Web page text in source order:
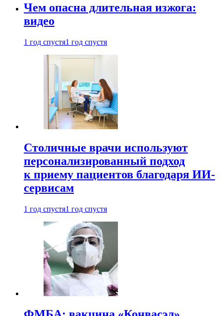
Чем опасна длительная изжога:
видео
1 год спустя1 год спустя
Столичные врачи используют
персонализированный подход
к приему пациентов благодаря ИИ-
сервисам
1 год спустя1 год спустя